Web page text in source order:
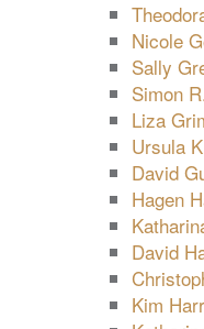
Nicole
Sally
Simon
Liza
Ursula
David
Hagen
David
Kim